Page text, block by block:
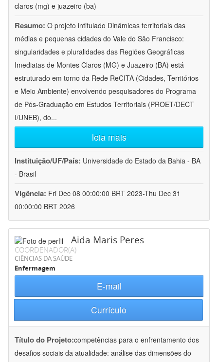
claros (mg) e juazeiro (ba)
Resumo: O projeto intitulado Dinâmicas territoriais das
médias e pequenas cidades do Vale do São Francisco:
singularidades e pluralidades das Regiões Geográficas
Imediatas de Montes Claros (MG) e Juazeiro (BA) está
estruturado em torno da Rede ReCITA (Cidades, Territórios
e Meio Ambiente) envolvendo pesquisadores do Programa
de Pós-Graduação em Estudos Territoriais (PROET/DECT
I/UNEB), do...
leia mais
Instituição/UF/País: Universidade do Estado da Bahia - BA
- Brasil
Vigência: Fri Dec 08 00:00:00 BRT 2023-Thu Dec 31
00:00:00 BRT 2026
Aida Maris Peres
COORDENADOR(A)
CIÊNCIAS DA SAÚDE
Enfermagem
E-mail
Currículo
Título do Projeto:competências para o enfrentamento dos
desafios sociais da atualidade: análise das dimensões do